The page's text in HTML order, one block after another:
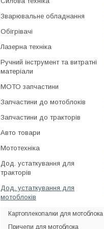
Зварювальне обладнання
Обігрівачі
Лазерна техніка
Ручний інструмент та витратні
матеріали
МОТО запчастини
Запчастини до мотоблоків
Запчастини до тракторів
Авто товари
Мототехніка
Дод. устаткування для
тракторів
Дод. устаткування для
мотоблоків
Картоплекопалки для мотоблока
Причепи для мотоблока